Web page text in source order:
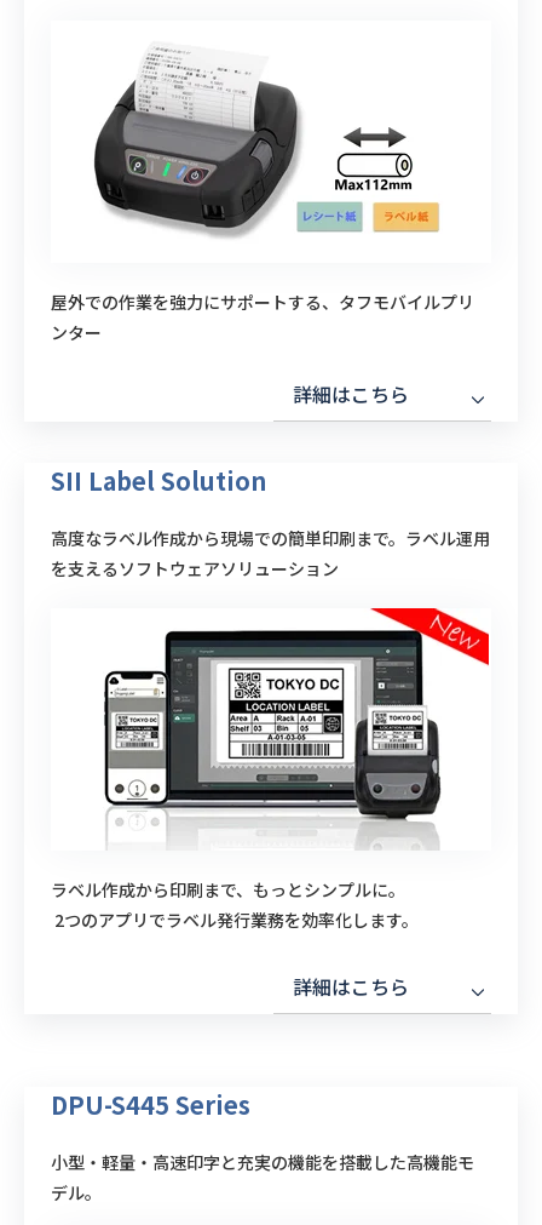
屋外での作業を強力にサポートする、タフモバイルプリ
ンター
詳細はこちら
SII Label Solution
高度なラベル作成から現場での簡単印刷まで。ラベル運用
を支えるソフトウェアソリューション
ラベル作成から印刷まで、もっとシンプルに。
2つのアプリでラベル発行業務を効率化します。
詳細はこちら
DPU-S445 Series
小型・軽量・高速印字と充実の機能を搭載した高機能モ
デル。